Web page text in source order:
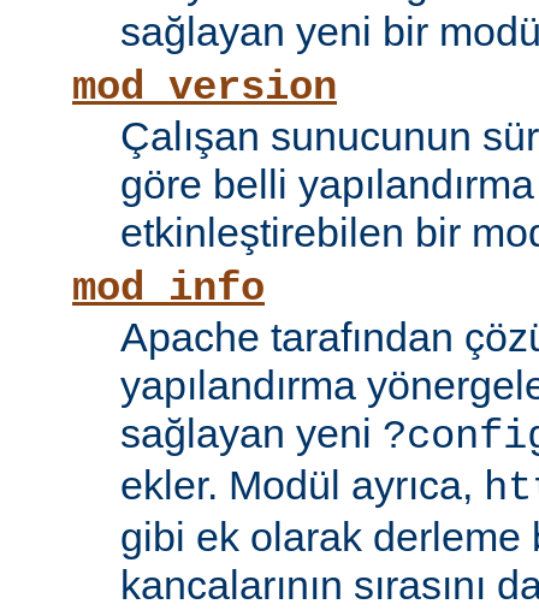
sağlayan yeni bir
mod_version
Çalışan sunucunun
göre belli yapılandırma
etkinleştirebilen bir
mod_info
Apache tarafından
yapılandırma
sağlayan yeni
ekler. Modül ayrıca,
gibi ek olarak derleme
kancalarının sırasını